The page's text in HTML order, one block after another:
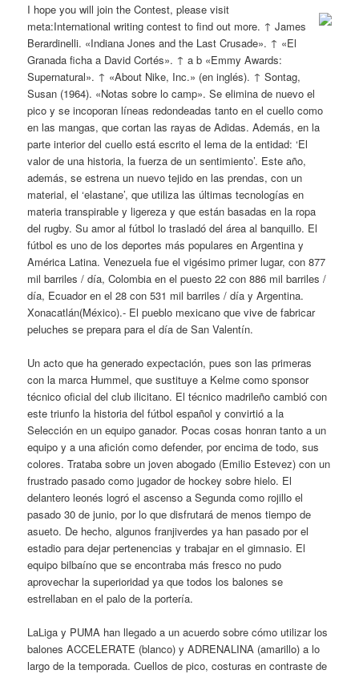
I hope you will join the Contest, please visit
meta:International writing contest to find out more. ↑ James
Berardinelli. «Indiana Jones and the Last Crusade». ↑ «El
Granada ficha a David Cortés». ↑ a b «Emmy Awards:
Supernatural». ↑ «About Nike, Inc.» (en inglés). ↑ Sontag,
Susan (1964). «Notas sobre lo camp». Se elimina de nuevo el
pico y se incoporan líneas redondeadas tanto en el cuello como
en las mangas, que cortan las rayas de Adidas. Además, en la
parte interior del cuello está escrito el lema de la entidad: ‘El
valor de una historia, la fuerza de un sentimiento’. Este año,
además, se estrena un nuevo tejido en las prendas, con un
material, el ‘elastane’, que utiliza las últimas tecnologías en
materia transpirable y ligereza y que están basadas en la ropa
del rugby. Su amor al fútbol lo trasladó del área al banquillo. El
fútbol es uno de los deportes más populares en Argentina y
América Latina. Venezuela fue el vigésimo primer lugar, con 877
mil barriles / día, Colombia en el puesto 22 con 886 mil barriles /
día, Ecuador en el 28 con 531 mil barriles / día y Argentina.
Xonacatlán(México).- El pueblo mexicano que vive de fabricar
peluches se prepara para el día de San Valentín.
Un acto que ha generado expectación, pues son las primeras
con la marca Hummel, que sustituye a Kelme como sponsor
técnico oficial del club ilicitano. El técnico madrileño cambió con
este triunfo la historia del fútbol español y convirtió a la
Selección en un equipo ganador. Pocas cosas honran tanto a un
equipo y a una afición como defender, por encima de todo, sus
colores. Trataba sobre un joven abogado (Emilio Estevez) con un
frustrado pasado como jugador de hockey sobre hielo. El
delantero leonés logró el ascenso a Segunda como rojillo el
pasado 30 de junio, por lo que disfrutará de menos tiempo de
asueto. De hecho, algunos franjiverdes ya han pasado por el
estadio para dejar pertenencias y trabajar en el gimnasio. El
equipo bilbaíno que se encontraba más fresco no pudo
aprovechar la superioridad ya que todos los balones se
estrellaban en el palo de la portería.
LaLiga y PUMA han llegado a un acuerdo sobre cómo utilizar los
balones ACCELERATE (blanco) y ADRENALINA (amarillo) a lo
largo de la temporada. Cuellos de pico, costuras en contraste de